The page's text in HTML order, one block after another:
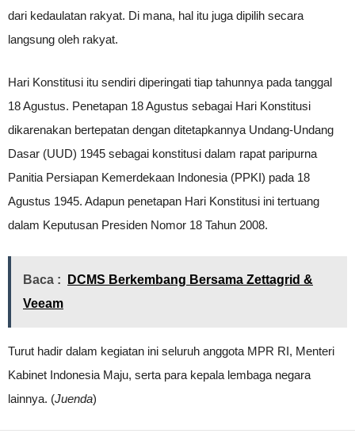
dari kedaulatan rakyat. Di mana, hal itu juga dipilih secara
langsung oleh rakyat.
Hari Konstitusi itu sendiri diperingati tiap tahunnya pada tanggal
18 Agustus. Penetapan 18 Agustus sebagai Hari Konstitusi
dikarenakan bertepatan dengan ditetapkannya Undang-Undang
Dasar (UUD) 1945 sebagai konstitusi dalam rapat paripurna
Panitia Persiapan Kemerdekaan Indonesia (PPKI) pada 18
Agustus 1945. Adapun penetapan Hari Konstitusi ini tertuang
dalam Keputusan Presiden Nomor 18 Tahun 2008.
Baca :
DCMS Berkembang Bersama Zettagrid &
Veeam
Turut hadir dalam kegiatan ini seluruh anggota MPR RI, Menteri
Kabinet Indonesia Maju, serta para kepala lembaga negara
lainnya. (Juenda)